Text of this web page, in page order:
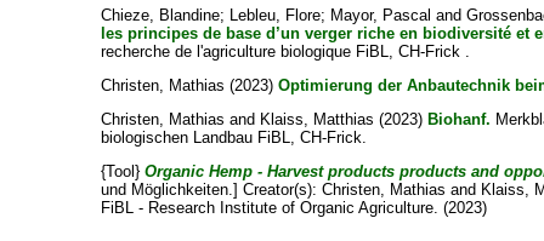
Chieze, Blandine; Lebleu, Flore; Mayor, Pascal and
les principes de base d’un verger riche en biodiversité et
recherche de l'agriculture biologique FiBL, CH-Frick .
Christen, Mathias (2023)Optimierung der Anbautechnik
Christen, Mathias and Klaiss, Matthias (2023) Biohanf.
biologischen Landbau FiBL, CH-Frick.
{Tool}Organic Hemp - Harvest products products and
und Möglichkeiten.]Creator(s):Christen, Mathias and Klaiss,
FiBL - Research Institute of Organic Agriculture. (2023)